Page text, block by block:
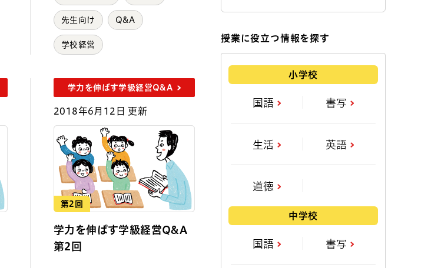
先生向け Q&A
学校経営
学力を伸ばす学級経営Q&A
2018年6月12日 更新
第2回
学力を伸ばす学級経営Q&A
第2回
授業に役立つ情報を探す
小学校
国語 書写
生活 英語
道徳
中学校
国語 書写